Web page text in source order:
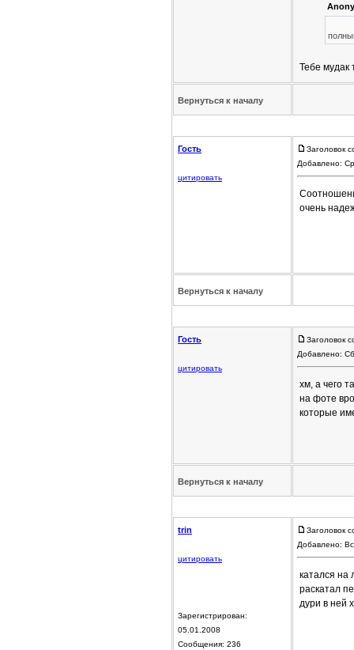
Тебе мудак
Вернуться к началу
Гость
цитировать
Заголовок
Добавлено:
очень
Вернуться к началу
Гость
цитировать
Заголовок
Добавлено:
хм, а чего
на фоте
которые
Вернуться к началу
trin
цитировать
Зарегистрирован:
05.01.2008
Сообщения: 236
Заголовок
Добавлено:
катался на
раскатал
дури в ней